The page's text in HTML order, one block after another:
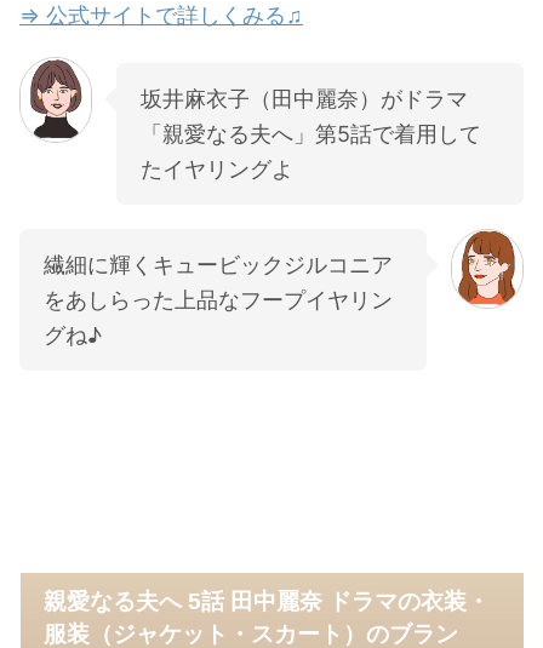
⇒ 公式サイトで詳しくみる♫
坂井麻衣子（田中麗奈）がドラマ
「親愛なる夫へ」第5話で着用して
たイヤリングよ
繊細に輝くキュービックジルコニア
をあしらった上品なフープイヤリン
グね♪
親愛なる夫へ 5話 田中麗奈 ドラマの衣装・
服装（ジャケット・スカート）のブラン